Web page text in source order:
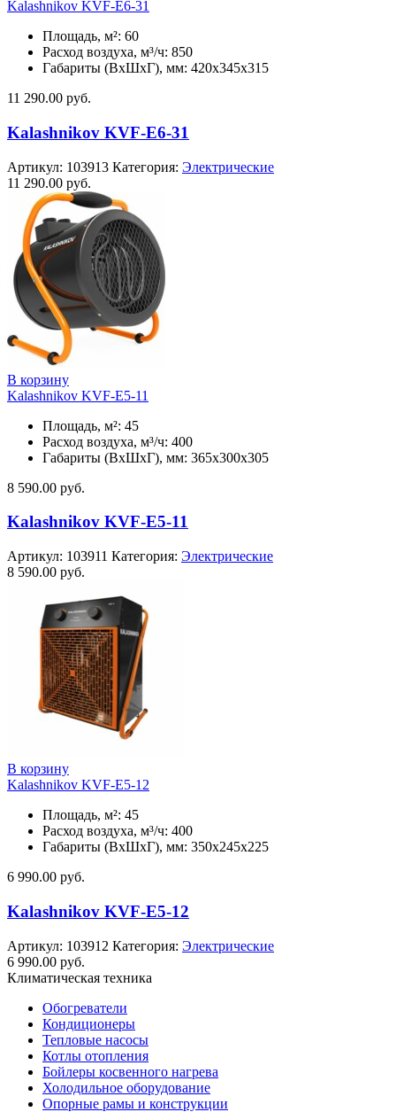
Kalashnikov KVF-E6-31
Площадь, м²: 60
Расход воздуха, м³/ч: 850
Габариты (ВхШхГ), мм: 420x345x315
11 290.00 руб.
Kalashnikov KVF-E6-31
Артикул: 103913 Категория: Электрические
11 290.00 руб.
В корзину
Kalashnikov KVF-E5-11
Площадь, м²: 45
Расход воздуха, м³/ч: 400
Габариты (ВхШхГ), мм: 365x300x305
8 590.00 руб.
Kalashnikov KVF-E5-11
Артикул: 103911 Категория: Электрические
8 590.00 руб.
В корзину
Kalashnikov KVF-E5-12
Площадь, м²: 45
Расход воздуха, м³/ч: 400
Габариты (ВхШхГ), мм: 350x245x225
6 990.00 руб.
Kalashnikov KVF-E5-12
Артикул: 103912 Категория: Электрические
6 990.00 руб.
Климатическая техника
Обогреватели
Кондиционеры
Тепловые насосы
Котлы отопления
Бойлеры косвенного нагрева
Холодильное оборудование
Опорные рамы и конструкции